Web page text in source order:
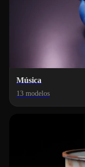
Música
13 modelos